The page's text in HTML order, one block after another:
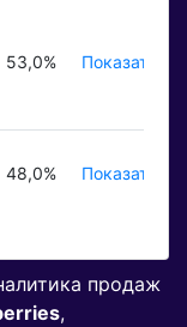
53,0% Показать ₽
48,0% Показать ₽
продаж
,